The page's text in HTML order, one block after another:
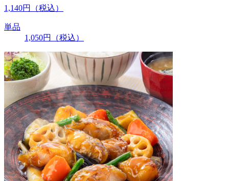
1,140円 （税込）
単品
1,050円 （税込）